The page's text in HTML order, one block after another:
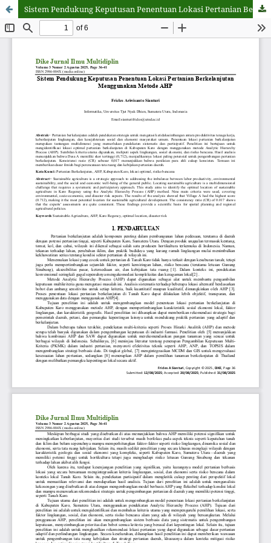
Sistem Pendukung Keputusan Penentuan Lokasi Pertanian Berkelanjutan Menggunakan Metode AHP